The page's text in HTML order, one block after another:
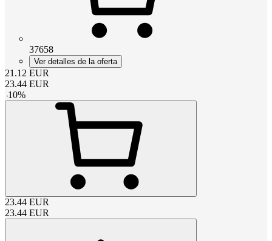
37658
Ver detalles de la oferta
21.12 EUR
23.44 EUR
-10%
23.44 EUR
23.44 EUR